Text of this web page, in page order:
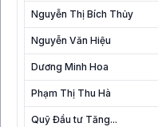
Nguyễn Thị Bích Thủy
Nguyễn Văn Hiệu
Dương Minh Hoa
Phạm Thị Thu Hà
Quỹ Đầu tư Tăng...